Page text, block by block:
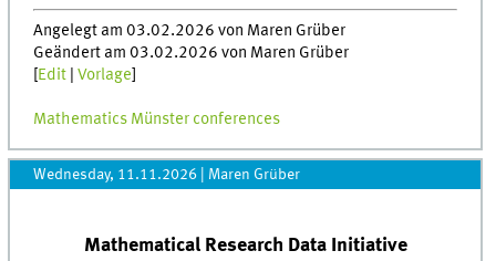
Angelegt am 03.02.2026 von Maren Grüber
Geändert am 03.02.2026 von Maren Grüber
Edit |Vorlage
Mathematics Münster conferences
Wednesday, 11.11.2026 Maren Grüber
Mathematical Research Data Initiative